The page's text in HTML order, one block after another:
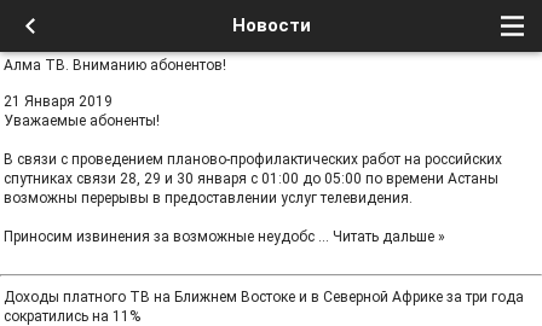
Новости
Алма ТВ. Вниманию абонентов!
21 Января 2019
Уважаемые абоненты!
В связи с проведением планово-профилактических работ на российских
спутниках связи 28, 29 и 30 января с 01:00 до 05:00 по времени Астаны
возможны перерывы в предоставлении услуг телевидения.
Приносим извинения за возможные неудобс ... Читать дальше »
Доходы платного ТВ на Ближнем Востоке и в Северной Африке за три года
сократились на 11%